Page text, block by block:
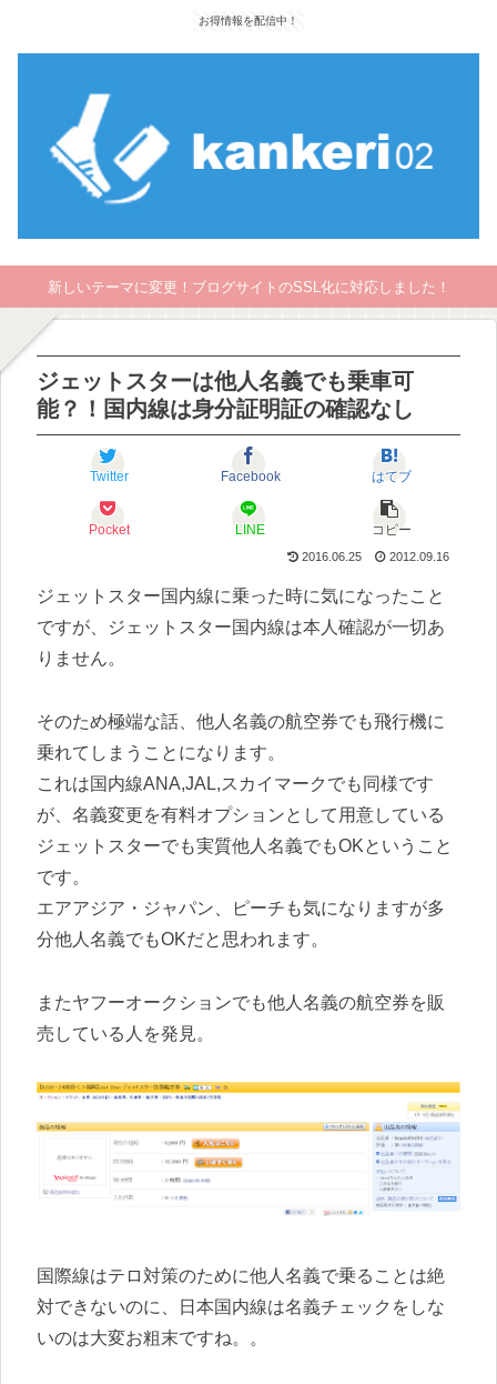
お得情報を配信中！
新しいテーマに変更！ブログサイトのSSL化に対応しました！
ジェットスターは他人名義でも乗車可
能？！国内線は身分証明証の確認なし
Twitter Facebook はてブ
Pocket LINE コピー
2016.06.25 2012.09.16
ジェットスター国内線に乗った時に気になったこと
ですが、ジェットスター国内線は本人確認が一切あ
りません。
そのため極端な話、他人名義の航空券でも飛行機に
乗れてしまうことになります。
これは国内線ANA,JAL,スカイマークでも同様です
が、名義変更を有料オプションとして用意している
ジェットスターでも実質他人名義でもOKということ
です。
エアアジア・ジャパン、ピーチも気になりますが多
分他人名義でもOKだと思われます。
またヤフーオークションでも他人名義の航空券を販
売している人を発見。
国際線はテロ対策のために他人名義で乗ることは絶
対できないのに、日本国内線は名義チェックをしな
いのは大変お粗末ですね。。